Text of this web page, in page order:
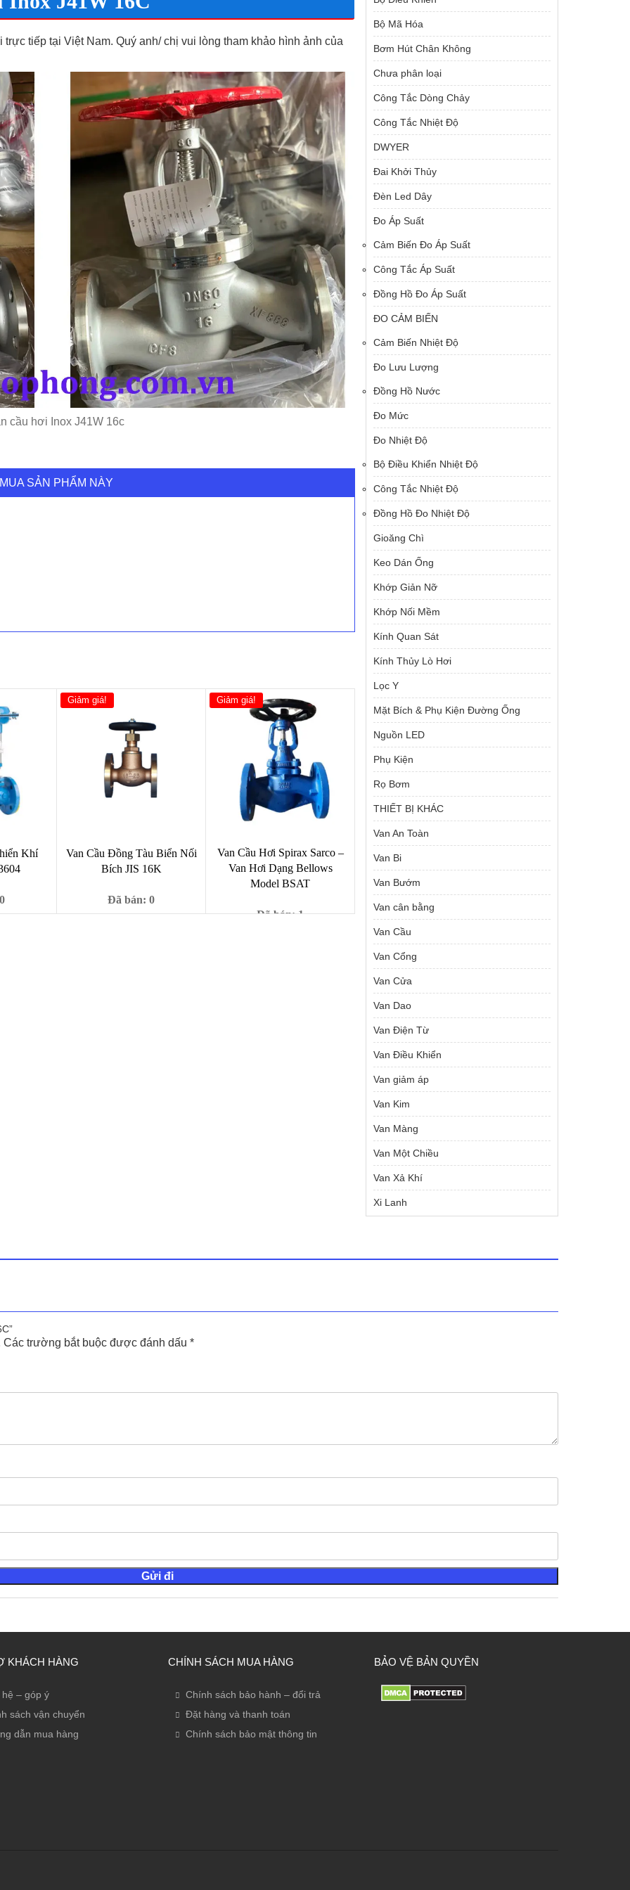
trực tiếp tại Việt Nam. Quý anh/ chị vui lòng tham khảo hình ảnh của
cầu hơi Inox J41W 16c
MUA SẢN PHẨM NÀY
Khí
Giảm giá!
Van Cầu Đồng Tàu Biển Nối
Bích JIS 16K
Đã bán: 0
Giảm giá!
Van Cầu Hơi Spirax Sarco –
Van Hơi Dạng Bellows
Model BSAT
Đã bán: 1
1,989,000 ₫.
Bộ Mã Hóa
Bơm Hút Chân Không
Chưa phân loại
Công Tắc Dòng Chảy
Công Tắc Nhiệt Độ
DWYER
Đai Khởi Thủy
Đèn Led Dây
Đo Áp Suất
Cảm Biến Đo Áp Suất
Công Tắc Áp Suất
Đồng Hồ Đo Áp Suất
ĐO CẢM BIẾN
Cảm Biến Nhiệt Độ
Đo Lưu Lượng
Đồng Hồ Nước
Đo Mức
Đo Nhiệt Độ
Bộ Điều Khiển Nhiệt Độ
Công Tắc Nhiệt Độ
Đồng Hồ Đo Nhiệt Độ
Gioăng Chì
Keo Dán Ống
Khớp Giản Nỡ
Khớp Nối Mềm
Kính Quan Sát
Kính Thủy Lò Hơi
Lọc Y
Mặt Bích & Phụ Kiện Đường Ống
Nguồn LED
Phụ Kiện
Rọ Bơm
THIẾT BỊ KHÁC
Van An Toàn
Van Bi
Van Bướm
Van cân bằng
Van Cầu
Van Cổng
Van Cửa
Van Dao
Van Điện Từ
Van Điều Khiển
Van giảm áp
Van Kim
Van Màng
Van Một Chiều
Van Xả Khí
Xi Lanh
Các trường bắt buộc được đánh dấu *
KHÁCH HÀNG
hệ – góp ý
sách vận chuyển
dẫn mua hàng
CHÍNH SÁCH MUA HÀNG
Chính sách bảo hành – đổi trả
Đặt hàng và thanh toán
Chính sách bảo mật thông tin
BẢO VỆ BẢN QUYỀN